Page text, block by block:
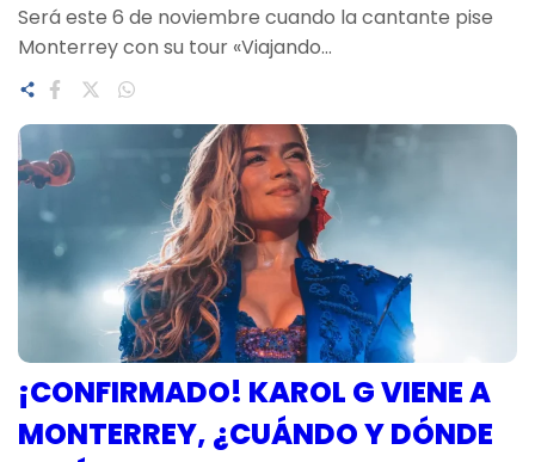
Será este 6 de noviembre cuando la cantante pise
Monterrey con su tour «Viajando…
¡CONFIRMADO! KAROL G VIENE A
MONTERREY, ¿CUÁNDO Y DÓNDE